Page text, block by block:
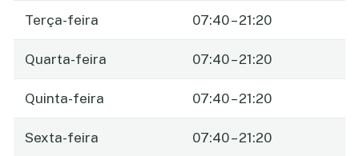
Terça-feira 07:40 – 21:20
Quarta-feira 07:40 – 21:20
Quinta-feira 07:40 – 21:20
Sexta-feira 07:40 – 21:20